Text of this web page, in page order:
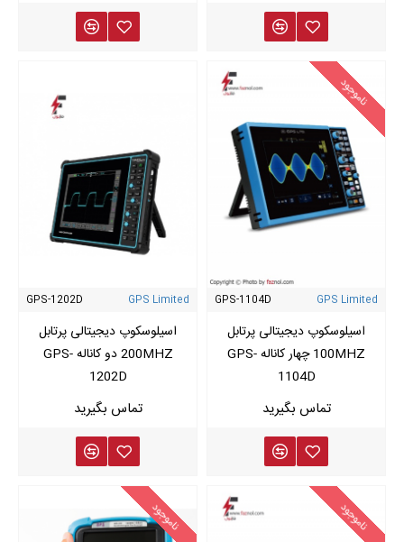
ناموجود
GPS Limited
GPS-1104D
اسیلوسکوپ دیجیتالی پرتابل
100MHZ چهار کاناله GPS-
1104D
GPS Limited
GPS-1202D
اسیلوسکوپ دیجیتالی پرتابل
200MHZ دو کاناله GPS-
1202D
ناموجود ناموجود